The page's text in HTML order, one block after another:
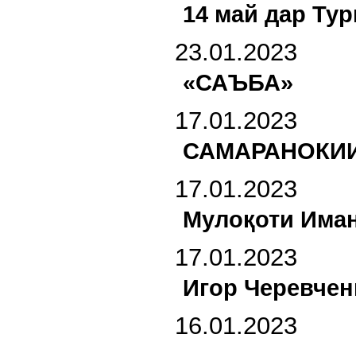
14 май дар
23.01.2023
«САЪБА»
17.01.2023
17.01.2023
Мулоқоти
17.01.2023
Игор
16.01.2023